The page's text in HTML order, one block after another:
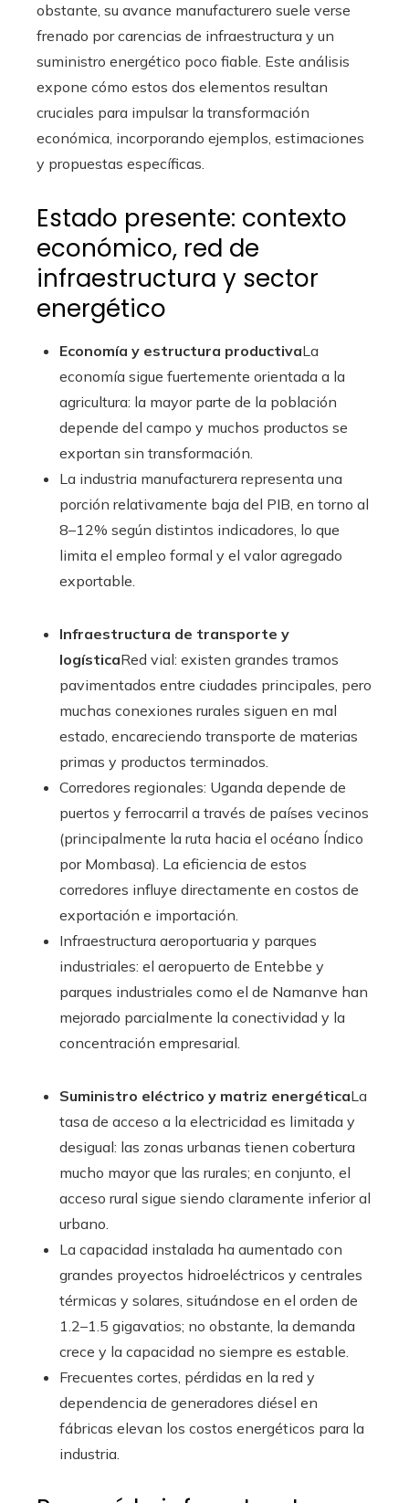
obstante, su avance manufacturero suele verse
frenado por carencias de infraestructura y un
suministro energético poco fiable. Este análisis
expone cómo estos dos elementos resultan
cruciales para impulsar la transformación
económica, incorporando ejemplos, estimaciones
y propuestas específicas.
Estado presente: contexto
económico, red de
infraestructura y sector
energético
Economía y estructura productivaLa
economía sigue fuertemente orientada a la
agricultura: la mayor parte de la población
depende del campo y muchos productos se
exportan sin transformación.
La industria manufacturera representa una
porción relativamente baja del PIB, en torno al
8–12% según distintos indicadores, lo que
limita el empleo formal y el valor agregado
exportable.
Infraestructura de transporte y
logísticaRed vial: existen grandes tramos
pavimentados entre ciudades principales, pero
muchas conexiones rurales siguen en mal
estado, encareciendo transporte de materias
primas y productos terminados.
Corredores regionales: Uganda depende de
puertos y ferrocarril a través de países vecinos
(principalmente la ruta hacia el océano Índico
por Mombasa). La eficiencia de estos
corredores influye directamente en costos de
exportación e importación.
Infraestructura aeroportuaria y parques
industriales: el aeropuerto de Entebbe y
parques industriales como el de Namanve han
mejorado parcialmente la conectividad y la
concentración empresarial.
Suministro eléctrico y matriz energéticaLa
tasa de acceso a la electricidad es limitada y
desigual: las zonas urbanas tienen cobertura
mucho mayor que las rurales; en conjunto, el
acceso rural sigue siendo claramente inferior al
urbano.
La capacidad instalada ha aumentado con
grandes proyectos hidroeléctricos y centrales
térmicas y solares, situándose en el orden de
1.2–1.5 gigavatios; no obstante, la demanda
crece y la capacidad no siempre es estable.
Frecuentes cortes, pérdidas en la red y
dependencia de generadores diésel en
fábricas elevan los costos energéticos para la
industria.